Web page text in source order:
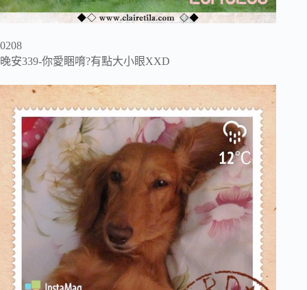
0208
晚安339-你愛睏唷?有點大小眼XXD